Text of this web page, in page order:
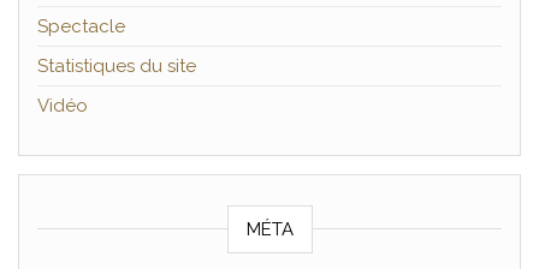
Spectacle
Statistiques du site
Vidéo
MÉTA